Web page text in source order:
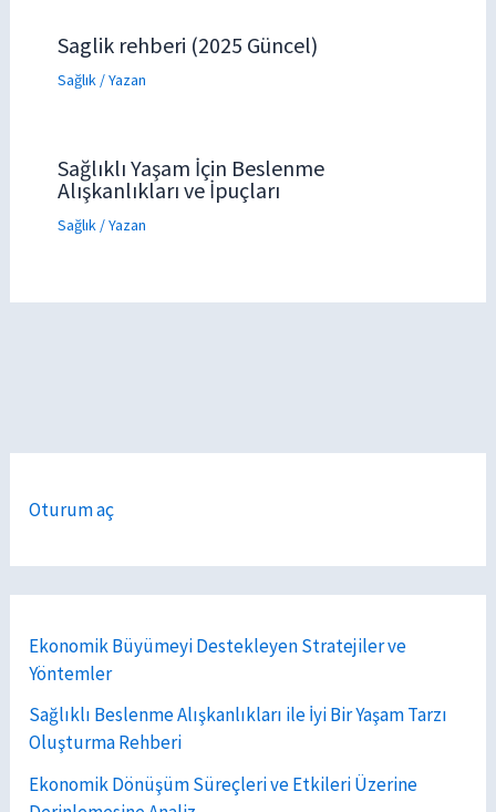
Saglik rehberi (2025 Güncel)
Sağlık / Yazan
Sağlıklı Yaşam İçin Beslenme
Alışkanlıkları ve İpuçları
Sağlık / Yazan
Oturum aç
Ekonomik Büyümeyi Destekleyen Stratejiler ve
Yöntemler
Sağlıklı Beslenme Alışkanlıkları ile İyi Bir Yaşam Tarzı
Oluşturma Rehberi
Ekonomik Dönüşüm Süreçleri ve Etkileri Üzerine